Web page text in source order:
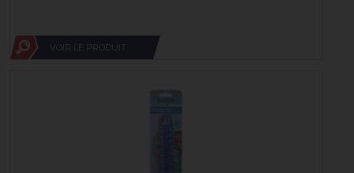
VOIR LE PRODUIT